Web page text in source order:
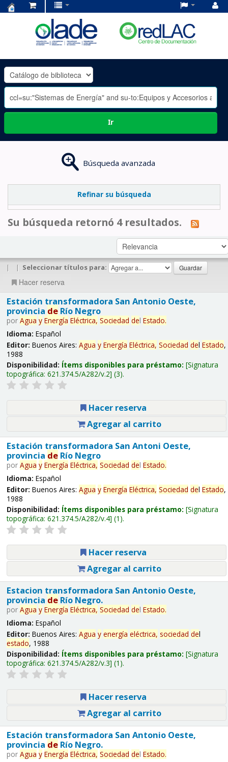
OLADE
-
Ir
Búsqueda avanzada
Refinar su búsqueda
Su búsqueda retornó 4 resultados.
| | Seleccionar títulos para:
Hacer reserva
Estación transformadora San Antonio Oeste,
provincia deRío Negro
por Agua y Energía Eléctrica, Sociedad del Estado.
Idioma: Español
Editor: Buenos Aires: Agua y Energía Eléctrica, Sociedad del Estado,
1988
Disponibilidad: Ítems disponibles para préstamo: Signatura
topográfica: 621.374.5/A282/v.2 (3).
Hacer reserva
Agregar al carrito
Estación transformadora San Antoni Oeste,
provincia deRío Negro
por Agua y Energía Eléctrica, Sociedad del Estado.
Idioma: Español
Editor: Buenos Aires: Agua y Energía Eléctrica, Sociedad del Estado,
1988
Disponibilidad: Ítems disponibles para préstamo: Signatura
topográfica: 621.374.5/A282/v.4 (1).
Hacer reserva
Agregar al carrito
Estacion transformadora San Antonio Oeste,
provincia deRío Negro.
por Agua y Energía Eléctrica, Sociedad del Estado.
Idioma: Español
Editor: Buenos Aires: Agua y energía eléctrica, sociedad del
estado, 1988
Disponibilidad: Ítems disponibles para préstamo: Signatura
topográfica: 621.374.5/A282/v.3 (1).
Hacer reserva
Agregar al carrito
Estación transformadora San Antonio Oeste,
provincia deRío Negro.
por Agua y Energía Eléctrica, Sociedad del Estado.